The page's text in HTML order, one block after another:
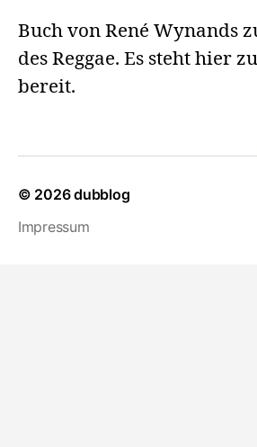
Buch von René Wynands
des Reggae. Es steht hier
bereit.
© 2026dubblog
Impressum